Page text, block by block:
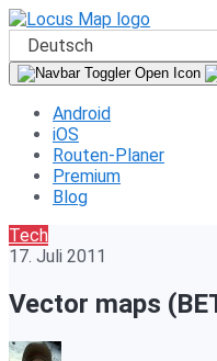
Deutsch
Android
iOS
Routen-Planer
Premium
Blog
Tech
17. Juli 2011
Vector maps